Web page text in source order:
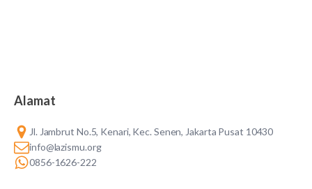
Alamat
Jl. Jambrut No.5, Kenari, Kec. Senen, Jakarta Pusat 10430
info@lazismu.org
0856-1626-222